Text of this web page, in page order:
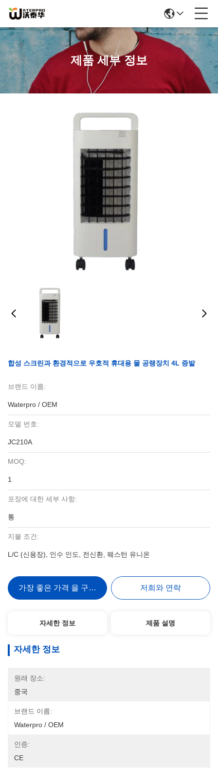
제품 세부 정보
합성 스크린과 환경적으로 우호적 휴대용 물 공랭장치 4L 증발
브랜드 이름:
Waterpro / OEM
모델 번호:
JC210A
MOQ:
1
포장에 대한 세부 사항:
통
지불 조건:
L/C (신용장), 인수 인도, 전신환, 웨스턴 유니온
가장 좋은 가격 을 구하라 저희와 연락
자세한 정보 제품 설명
자세한 정보
원래 장소:
중국
브랜드 이름:
Waterpro / OEM
인증:
CE